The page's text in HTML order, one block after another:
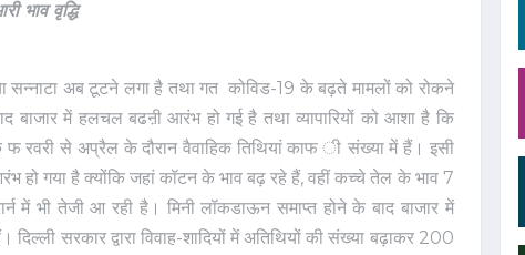
भाव वृद्धि
सन्नाटा अब टूटने लगा है तथा गत कोविड-19 के बढ़ते मामलों को रोकने
बाजार में हलचल बढऩी आरंभ हो गई है तथा व्यापारियों को आशा है कि
फ रवरी से अप्रैल के दौरान वैवाहिक तिथियां काफ ी संख्या में हैं। इसी
हो गया है क्योंकि जहां कॉटन के भाव बढ़ रहे हैं, वहीं कच्चे तेल के भाव 7
में भी तेजी आ रही है। मिनी लॉकडाऊन समाप्त होने के बाद बाजार में
सरकार द्वारा विवाह-शादियों में अतिथियों की संख्या बढ़ाकर 200